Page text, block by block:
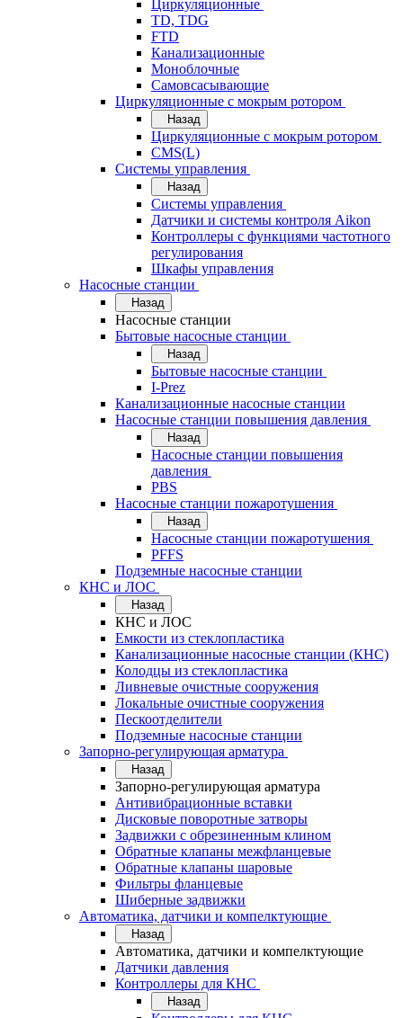
Циркуляционные
TD, TDG
FTD
Канализационные
Моноблочные
Самовсасывающие
Циркуляционные с мокрым ротором
Назад
Циркуляционные с мокрым ротором
CMS(L)
Системы управления
Назад
Системы управления
Датчики и системы контроля Aikon
Контроллеры с функциями частотного
регулирования
Шкафы управления
Насосные станции
Назад
Насосные станции
Бытовые насосные станции
Назад
Бытовые насосные станции
I-Prez
Канализационные насосные станции
Насосные станции повышения давления
Назад
Насосные станции повышения
давления
PBS
Насосные станции пожаротушения
Назад
Насосные станции пожаротушения
PFFS
Подземные насосные станции
КНС и ЛОС
Назад
КНС и ЛОС
Емкости из стеклопластика
Канализационные насосные станции (КНС)
Колодцы из стеклопластика
Ливневые очистные сооружения
Локальные очистные сооружения
Пескоотделители
Подземные насосные станции
Запорно-регулирующая арматура
Назад
Запорно-регулирующая арматура
Антивибрационные вставки
Дисковые поворотные затворы
Задвижки с обрезиненным клином
Обратные клапаны межфланцевые
Обратные клапаны шаровые
Фильтры фланцевые
Шиберные задвижки
Автоматика, датчики и компелктующие
Назад
Автоматика, датчики и компелктующие
Датчики давления
Контроллеры для КНС
Назад